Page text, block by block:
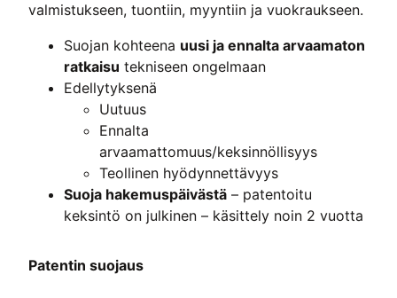
valmistukseen, tuontiin, myyntiin ja vuokraukseen.
Suojan kohteena uusi ja ennalta arvaamaton
ratkaisu tekniseen ongelmaan
Edellytyksenä
Uutuus
Ennalta
arvaamattomuus/keksinnöllisyys
Teollinen hyödynnettävyys
Suoja hakemuspäivästä – patentoitu
keksintö on julkinen – käsittely noin 2 vuotta
Patentin suojaus